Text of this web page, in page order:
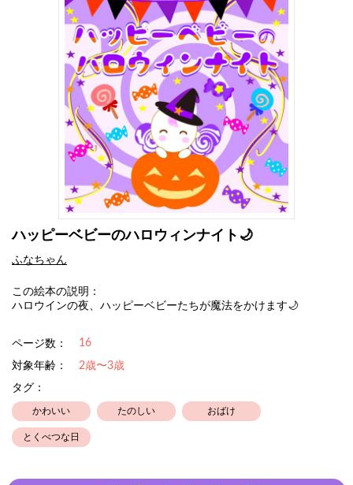
ハッピーベビーのハロウィンナイト🌙
ふなちゃん
この絵本の説明：
ハロウインの夜、ハッピーベビーたちが魔法をかけます🌙
ページ数： 16
対象年齢：
2歳〜3歳
タグ：
かわいい たのしい おばけ
とくべつな日